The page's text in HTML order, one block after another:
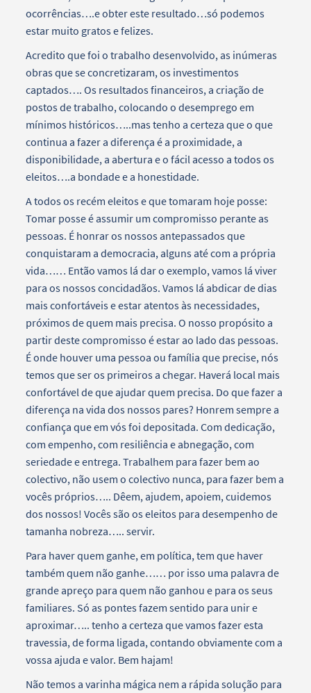
ocorrências….e obter este resultado…só podemos
estar muito gratos e felizes.
Acredito que foi o trabalho desenvolvido, as inúmeras
obras que se concretizaram, os investimentos
captados…. Os resultados financeiros, a criação de
postos de trabalho, colocando o desemprego em
mínimos históricos…..mas tenho a certeza que o que
continua a fazer a diferença é a proximidade, a
disponibilidade, a abertura e o fácil acesso a todos os
eleitos….a bondade e a honestidade.
A todos os recém eleitos e que tomaram hoje posse:
Tomar posse é assumir um compromisso perante as
pessoas. É honrar os nossos antepassados que
conquistaram a democracia, alguns até com a própria
vida…… Então vamos lá dar o exemplo, vamos lá viver
para os nossos concidadãos. Vamos lá abdicar de dias
mais confortáveis e estar atentos às necessidades,
próximos de quem mais precisa. O nosso propósito a
partir deste compromisso é estar ao lado das pessoas.
É onde houver uma pessoa ou família que precise, nós
temos que ser os primeiros a chegar. Haverá local mais
confortável de que ajudar quem precisa. Do que fazer a
diferença na vida dos nossos pares? Honrem sempre a
confiança que em vós foi depositada. Com dedicação,
com empenho, com resiliência e abnegação, com
seriedade e entrega. Trabalhem para fazer bem ao
colectivo, não usem o colectivo nunca, para fazer bem a
vocês próprios….. Dêem, ajudem, apoiem, cuidemos
dos nossos! Vocês são os eleitos para desempenho de
tamanha nobreza….. servir.
Para haver quem ganhe, em política, tem que haver
também quem não ganhe…… por isso uma palavra de
grande apreço para quem não ganhou e para os seus
familiares. Só as pontes fazem sentido para unir e
aproximar….. tenho a certeza que vamos fazer esta
travessia, de forma ligada, contando obviamente com a
vossa ajuda e valor. Bem hajam!
Não temos a varinha mágica nem a rápida solução para